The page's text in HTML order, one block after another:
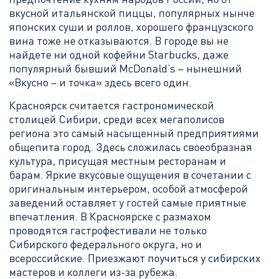
вкусной итальянской пиццы, популярных нынче
японских суши и роллов, хорошего французского
вина тоже не отказываются. В городе вы не
найдете ни одной кофейни Starbucks, даже
популярный бывший McDonald’s – нынешний
«Вкусно – и точка» здесь всего один.
Красноярск считается гастрономической
столицей Сибири, среди всех мегаполисов
региона это самый насыщенный предприятиями
общепита город. Здесь сложилась своеобразная
культура, присущая местным ресторанам и
барам. Яркие вкусовые ощущения в сочетании с
оригинальным интерьером, особой атмосферой
заведений оставляет у гостей самые приятные
впечатления. В Красноярске с размахом
проводятся гастрофестивали не только
Сибирского федерального округа, но и
всероссийские. Приезжают поучиться у сибирских
мастеров и коллеги из-за рубежа.